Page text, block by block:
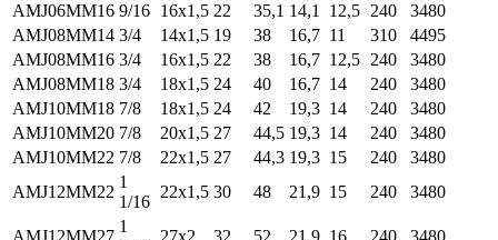
AMJ06MM16 9/16 16x1,5 22 35,1 14,1 12,5 240
3480
AMJ08MM14 3/4 14x1,5 19 38 16,7 11 310
4495
AMJ08MM16 3/4 16x1,5 22 38 16,7 12,5 240
3480
AMJ08MM18 3/4 18x1,5 24 40 16,7 14 240
3480
AMJ10MM18 7/8 18x1,5 24 42 19,3 14 240
3480
AMJ10MM20 7/8 20x1,5 27 44,5 19,3 14 240
3480
AMJ10MM22 7/8 22x1,5 27 44,3 19,3 15 240
3480
AMJ12MM22
1
1/16
22x1,5 30 48 21,9 15 240 3480
1